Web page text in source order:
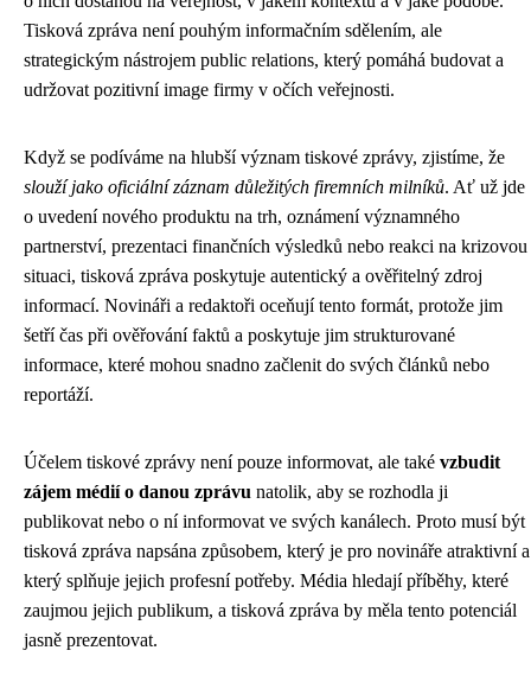
Tisková zpráva není pouhým informačním sdělením, ale
strategickým nástrojem public relations, který pomáhá budovat a
udržovat pozitivní image firmy v očích veřejnosti.
Když se podíváme na hlubší význam tiskové zprávy, zjistíme, že
slouží jako oficiální záznam důležitých firemních milníků. Ať už jde
o uvedení nového produktu na trh, oznámení významného
partnerství, prezentaci finančních výsledků nebo reakci na krizovou
situaci, tisková zpráva poskytuje autentický a ověřitelný zdroj
informací. Novináři a redaktoři oceňují tento formát, protože jim
šetří čas při ověřování faktů a poskytuje jim strukturované
informace, které mohou snadno začlenit do svých článků nebo
reportáží.
Účelem tiskové zprávy není pouze informovat, ale také vzbudit
zájem médií o danou zprávu natolik, aby se rozhodla ji
publikovat nebo o ní informovat ve svých kanálech. Proto musí být
tisková zpráva napsána způsobem, který je pro novináře atraktivní a
který splňuje jejich profesní potřeby. Média hledají příběhy, které
zaujmou jejich publikum, a tisková zpráva by měla tento potenciál
jasně prezentovat.